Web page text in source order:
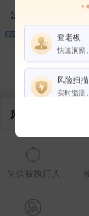
法定代表人
1
控制企业
风险信息
失信被执行人
查老板
快速洞察
风险扫描
实时监测
权益说明
企业全部电话